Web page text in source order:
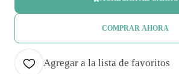
COMPRAR AHORA
Agregar a la lista de favoritos